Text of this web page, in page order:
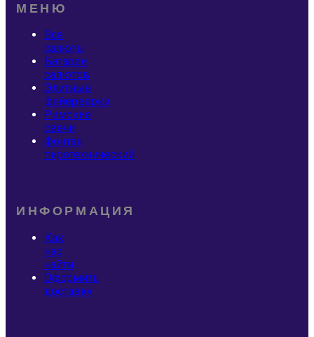
МЕНЮ
Все
салюты
Батареи
салютов
Элитные
фейерверки
Римские
свечи
Фонтан
пиротехнический
ИНФОРМАЦИЯ
Как
нас
найти
Оформить
доставку